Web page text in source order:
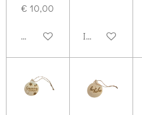
€ 10,00
Bekijk details In winkelwagen